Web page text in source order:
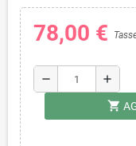
78,00 €
remove add
shopping_cart